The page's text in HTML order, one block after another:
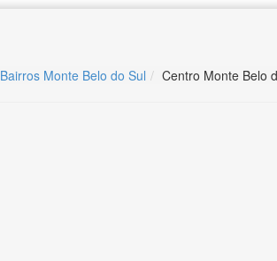
Bairros Monte Belo do Sul Centro Monte Belo